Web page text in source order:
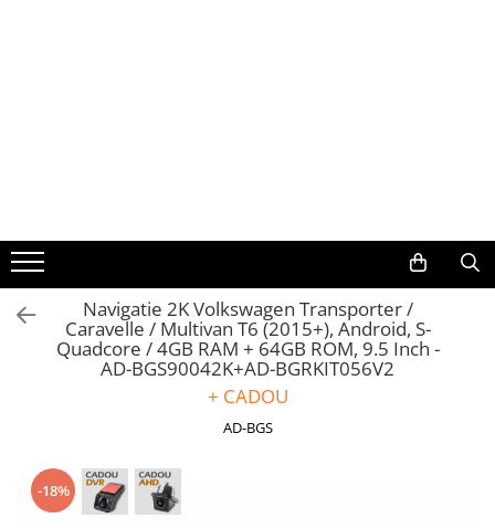
Volkswagen
Audi
Mercedes Benz
Skoda
Navigatie 2K Volkswagen Transporter /
Caravelle / Multivan T6 (2015+), Android, S-
Quadcore / 4GB RAM + 64GB ROM, 9.5 Inch -
AD-BGS90042K+AD-BGRKIT056V2
+ CADOU
AD-BGS
-18%